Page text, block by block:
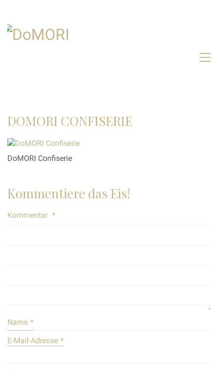
DOMORI CONFISERIE
DoMORI Confiserie
Kommentiere das Eis!
Kommentar *
Name *
E-Mail-Adresse *